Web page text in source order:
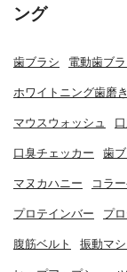
ング
歯ブラシ 電動歯ブ
ホワイトニング歯磨
マウスウォッシュ
口臭チェッカー 歯
マヌカハニー コラ
プロテインバー プ
腹筋ベルト 振動マ